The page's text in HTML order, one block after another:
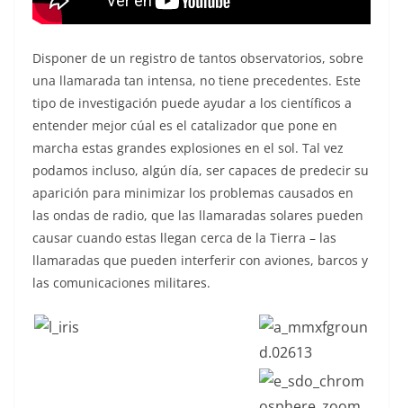
Disponer de un registro de tantos observatorios, sobre
una llamarada tan intensa, no tiene precedentes. Este
tipo de investigación puede ayudar a los científicos a
entender mejor cúal es el catalizador que pone en
marcha estas grandes explosiones en el sol. Tal vez
podamos incluso, algún día, ser capaces de predecir su
aparición para minimizar los problemas causados en
las ondas de radio, que las llamaradas solares pueden
causar cuando estas llegan cerca de la Tierra – las
llamaradas que pueden interferir con aviones, barcos y
las comunicaciones militares.